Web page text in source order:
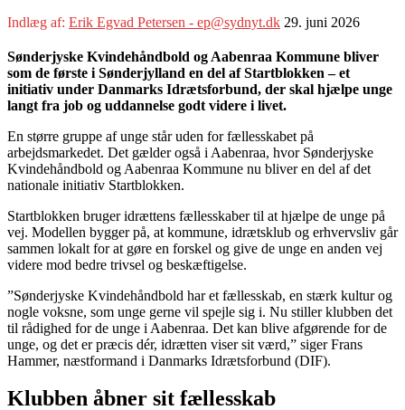
Indlæg af: Erik Egvad Petersen - ep@sydnyt.dk 29. juni 2026
Sønderjyske Kvindehåndbold og Aabenraa Kommune bliver
som de første i Sønderjylland en del af Startblokken – et
initiativ under Danmarks Idrætsforbund, der skal hjælpe unge
langt fra job og uddannelse godt videre i livet.
En større gruppe af unge står uden for fællesskabet på
arbejdsmarkedet. Det gælder også i Aabenraa, hvor Sønderjyske
Kvindehåndbold og Aabenraa Kommune nu bliver en del af det
nationale initiativ Startblokken.
Startblokken bruger idrættens fællesskaber til at hjælpe de unge på
vej. Modellen bygger på, at kommune, idrætsklub og erhvervsliv går
sammen lokalt for at gøre en forskel og give de unge en anden vej
videre mod bedre trivsel og beskæftigelse.
”Sønderjyske Kvindehåndbold har et fællesskab, en stærk kultur og
nogle voksne, som unge gerne vil spejle sig i. Nu stiller klubben det
til rådighed for de unge i Aabenraa. Det kan blive afgørende for de
unge, og det er præcis dér, idrætten viser sit værd,” siger Frans
Hammer, næstformand i Danmarks Idrætsforbund (DIF).
Klubben åbner sit fællesskab